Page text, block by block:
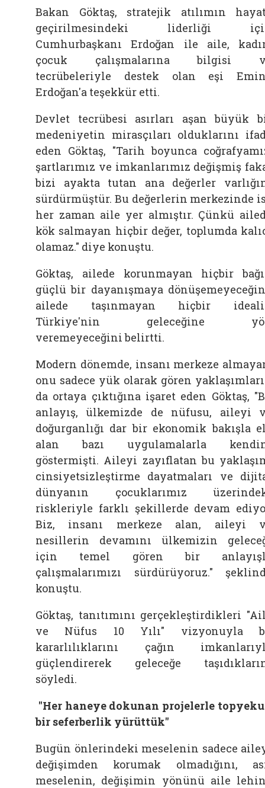
Bakan Göktaş, stratejik atılımın
geçirilmesindeki liderliği
Cumhurbaşkanı Erdoğan ile aile,
çocuk çalışmalarına bilgisi
tecrübeleriyle destek olan eşi
Erdoğan'a teşekkür etti.
Devlet tecrübesi asırları aşan büyük
medeniyetin mirasçıları olduklarını
eden Göktaş, "Tarih boyunca
şartlarımız ve imkanlarımız değişmiş
bizi ayakta tutan ana değerler
sürdürmüştür. Bu değerlerin merkezinde
her zaman aile yer almıştır. Çünkü
kök salmayan hiçbir değer, toplumda
olamaz." diye konuştu.
Göktaş, ailede korunmayan hiçbir
güçlü bir dayanışmaya
ailede taşınmayan hiçbir
Türkiye'nin geleceğine
veremeyeceğini belirtti.
Modern dönemde, insanı merkeze
onu sadece yük olarak gören
da ortaya çıktığına işaret eden Göktaş,
anlayış, ülkemizde de nüfusu, aileyi
doğurganlığı dar bir ekonomik bakışla
alan bazı uygulamalarla
göstermişti. Aileyi zayıflatan bu
cinsiyetsizleştirme dayatmaları ve
dünyanın çocuklarımız
riskleriyle farklı şekillerde devam
Biz, insanı merkeze alan, aileyi
nesillerin devamını ülkemizin
için temel gören bir
çalışmalarımızı sürdürüyoruz."
konuştu.
Göktaş, tanıtımını gerçekleştirdikleri
ve Nüfus 10 Yılı" vizyonuyla
kararlılıklarını çağın
güçlendirerek geleceğe
söyledi.
"Her haneye dokunan projelerle
bir seferberlik yürüttük"
Bugün önlerindeki meselenin sadece
değişimden korumak olmadığını,
meselenin, değişimin yönünü aile